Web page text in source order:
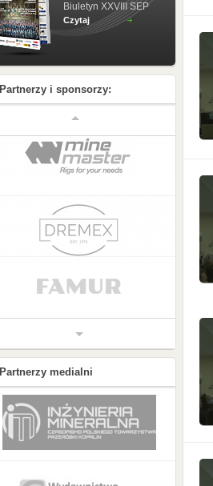
Biuletyn XXVIII SEP
Czytaj
Partnerzy i sponsorzy:
Partnerzy medialni